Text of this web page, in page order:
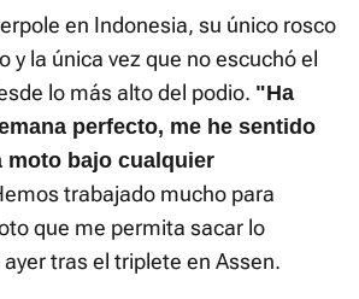
en Indonesia, su único rosco
y la única vez que no escuchó el
lo más alto del podio. "Ha
perfecto, me he sentido
moto bajo cualquier
trabajado mucho para
que me permita sacar lo
tras el triplete en Assen.